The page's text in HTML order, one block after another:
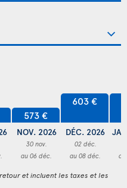
573 €
NOV. 2026
30 nov.
au 06 déc.
603 €
DÉC. 2026
02 déc.
au 08 déc.
et incluent les taxes et les